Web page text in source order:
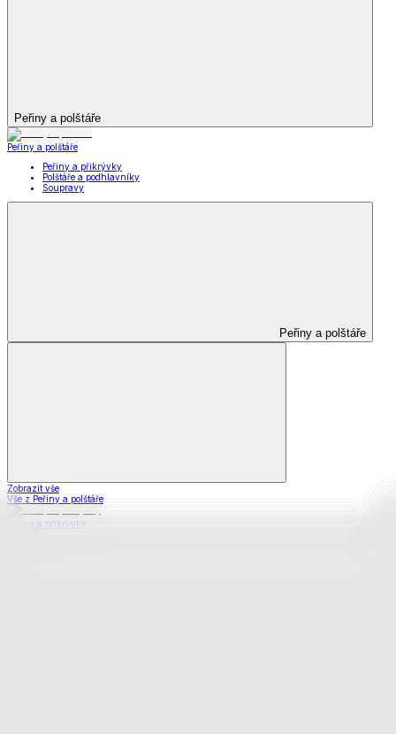
Peřiny a polštáře
Peřiny a polštáře
Peřiny a přikrývky
Polštáře a podhlavníky
Soupravy
Peřiny a polštáře
Zobrazit vše
Vše z Peřiny a polštáře
Peřiny a přikrývky